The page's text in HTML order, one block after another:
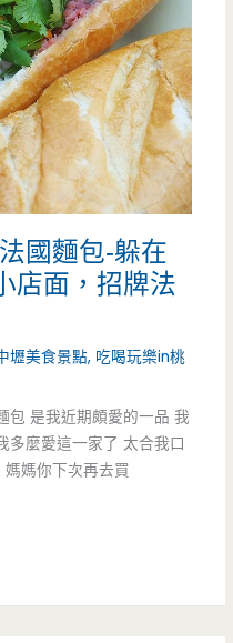
國麵包-躲在
店面，招牌法
壢美食景點, 吃喝玩樂in桃
包 是我近期頗愛的一品 我
多麼愛這一家了 太合我口
媽你下次再去買